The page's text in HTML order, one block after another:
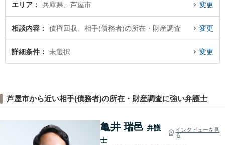
エリア 兵庫県、芦屋市 変更
相談内容 債権回収、相手(債務者)の所在・財産調査 変更
詳細条件 未選択 変更
芦屋市から近い相手(債務者)の所在・財産調査に強い弁護士
亀井 瑞邑 弁護
士
インタビューを見
る